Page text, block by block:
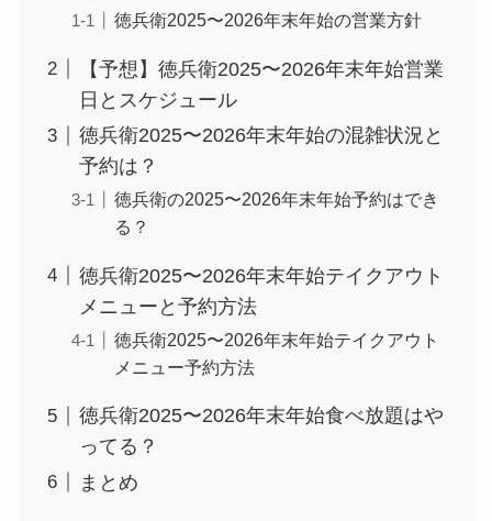
徳兵衛2025〜2026年末年始の営業方針
【予想】徳兵衛2025〜2026年末年始営業
日とスケジュール
徳兵衛2025〜2026年末年始の混雑状況と
予約は？
徳兵衛の2025〜2026年末年始予約はでき
る？
徳兵衛2025〜2026年末年始テイクアウト
メニューと予約方法
徳兵衛2025〜2026年末年始テイクアウト
メニュー予約方法
徳兵衛2025〜2026年末年始食べ放題はや
ってる？
まとめ